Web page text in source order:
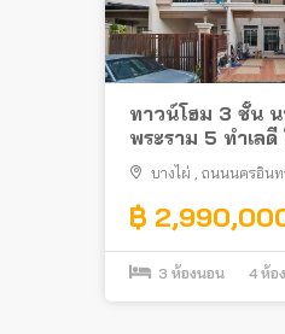
ทาวน์โฮม 3 ชั้น
พระราม 5 ทำเล
เข้าซอยไม่ลึก
บางไผ่ , ถนนนครอินท
฿
3 ห้องนอน 4 ห้อ